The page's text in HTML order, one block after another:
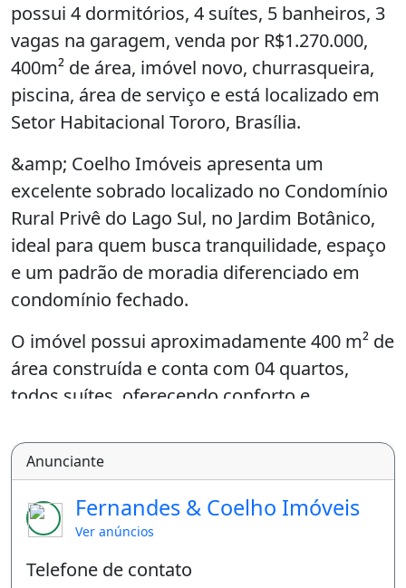
possui 4 dormitórios, 4 suítes, 5 banheiros, 3
vagas na garagem, venda por R$1.270.000,
400m² de área, imóvel novo, churrasqueira,
piscina, área de serviço e está localizado em
Setor Habitacional Tororo, Brasília.
&amp; Coelho Imóveis apresenta um
excelente sobrado localizado no Condomínio
Rural Privê do Lago Sul, no Jardim Botânico,
ideal para quem busca tranquilidade, espaço
e um padrão de moradia diferenciado em
condomínio fechado.
O imóvel possui aproximadamente 400 m² de
área construída e conta com 04 quartos,
todos suítes, oferecendo conforto e
interna é funcional, com ambientes amplos,
bem iluminados e acabamento em piso
porcelanato, além de pé-direito elevado, que
valoriza ainda mais os espaços.
A área social dispõe de salas generosas,
Anunciante
Fernandes & Coelho Imóveis
Ver anúncios
Telefone de contato